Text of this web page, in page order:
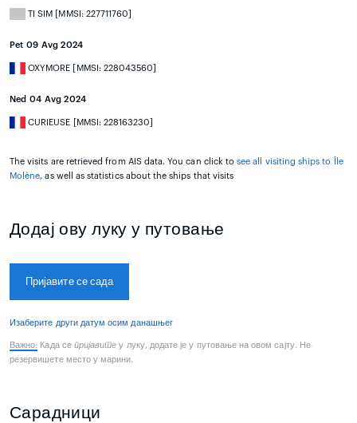
TI SIM [MMSI: 227711760]
Pet 09 Avg 2024
OXYMORE [MMSI: 228043560]
Ned 04 Avg 2024
CURIEUSE [MMSI: 228163230]
The visits are retrieved from AIS data. You can click tosee all visiting ships to Île
Molène, as well as statistics about the ships that visits
Додај ову луку у путовање
Пријавите се сада
Изаберите други датум осим данашњег
Важно: Када се пријавите у луку, додате је у путовање на овом сајту. Не
резервишете место у марини.
Сарадници